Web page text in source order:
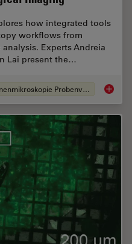
how integrated tools
workflows from
Experts Andreia
Lai present the…
Elektronenmikroskopie Probenvorbereitung